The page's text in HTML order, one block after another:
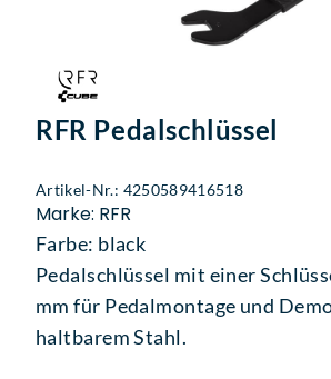
RFR Pedalschlüssel
Artikel-Nr.: 4250589416518
Marke: RFR
Farbe: black
Pedalschlüssel mit einer
mm für Pedalmontage und
haltbarem Stahl.